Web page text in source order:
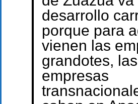
desarrollo
porque para
vienen las
grandotes, las
empresas